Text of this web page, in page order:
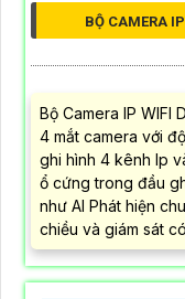
BỘ CAMERA
Bộ Camera IP WIFI
4 mắt camera với
ghi hình 4 kênh Ip
ổ cứng trong đầu
như AI Phát hiện
chiều và giám sát